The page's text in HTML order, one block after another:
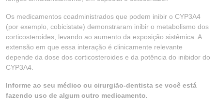
Os medicamentos coadministrados que podem inibir o CYP3A4
(por exemplo, cobicistate) demonstraram inibir o metabolismo dos
corticosteroides, levando ao aumento da exposição sistêmica. A
extensão em que essa interação é clinicamente relevante
depende da dose dos corticosteroides e da potência do inibidor do
CYP3A4.
Informe ao seu médico ou cirurgião-dentista se você está
fazendo uso de algum outro medicamento.